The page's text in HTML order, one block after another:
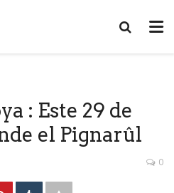
: Este 29 de
el Pignarûl
0